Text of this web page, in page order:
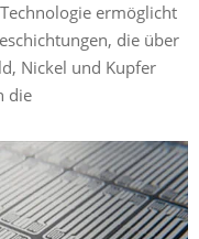
ermöglicht
die über
Nickel und Kupfer
die